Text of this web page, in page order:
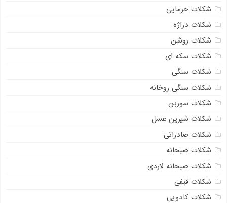
شکلات خرمایی
شکلات دراژه
شکلات روشن
شکلات سکه ای
شکلات سنگی
شکلات سنگی روخانه
شکلات سوربن
شکلات شیرین عسل
شکلات صادراتی
شکلات صبحانه
شکلات صبحانه لاردی
شکلات قیفی
شکلات کادویی